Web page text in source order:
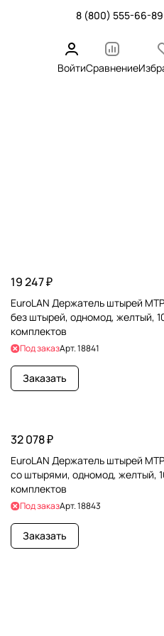
8 (800) 555-66-89
ВойтиСравнение
19 247 ₽
EuroLAN Держатель штырей
без штырей, одномод, желтый,
комплектов
Под заказАрт.18841
Заказать
32 078 ₽
EuroLAN Держатель штырей
со штырями, одномод, желтый,
комплектов
Под заказАрт.18843
Заказать